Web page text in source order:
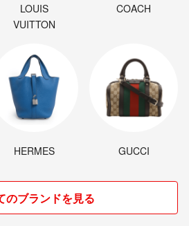
LOUIS
VUITTON
COACH
HERMES GUCCI
のブランドを見る